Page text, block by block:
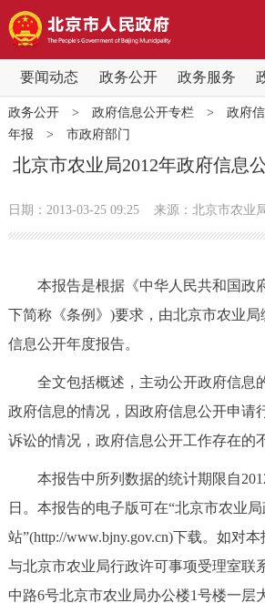
要闻动态 政务公开 政务服务
要闻动态
党中央精神 国务院信息
北京要闻 会议信息
各区热点
政务公开
市领导 机构职能
政策兑现 政策解读
决策公开 专题公开
政务服务
便民服务 利企服务
政务公开> 政府信息公开专栏> 政府
年报 > 市政府部门
北京市农业局2012年政府信息
日期：2013-03-25 09:25 来源：北京市农业
本报告是根据《中华人民共和国政
下简称《条例》)要求，由北京市农业局
信息公开年度报告。
全文包括概述，主动公开政府信息
政府信息的情况，因政府信息公开申请
诉讼的情况，政府信息公开工作存在的
本报告中所列数据的统计期限自2012
日。本报告的电子版可在“北京市农业局
站”(http://www.bjny.gov.cn)下载。如对
与北京市农业局行政许可事项受理室联
中路6号北京市农业局办公楼1号楼一层